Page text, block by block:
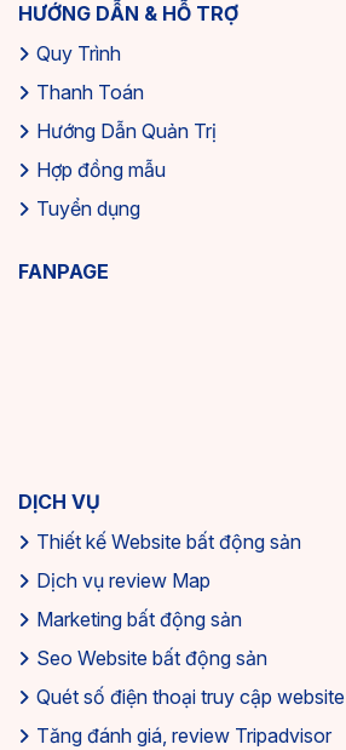
HƯỚNG DẪN & HỖ TRỢ
Quy Trình
Thanh Toán
Hướng Dẫn Quản Trị
Hợp đồng mẫu
Tuyển dụng
FANPAGE
DỊCH VỤ
Thiết kế Website bất động sản
Dịch vụ review Map
Marketing bất động sản
Seo Website bất động sản
Quét số điện thoại truy cập website
Tăng đánh giá, review Tripadvisor